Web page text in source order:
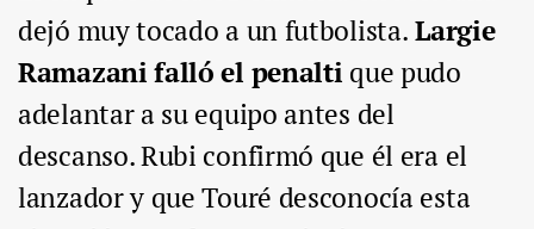
dejó muy tocado a un futbolista.Largie
Ramazani falló el penalti que pudo
adelantar a su equipo antes del
descanso. Rubi confirmó que él era el
lanzador y que Touré desconocía esta